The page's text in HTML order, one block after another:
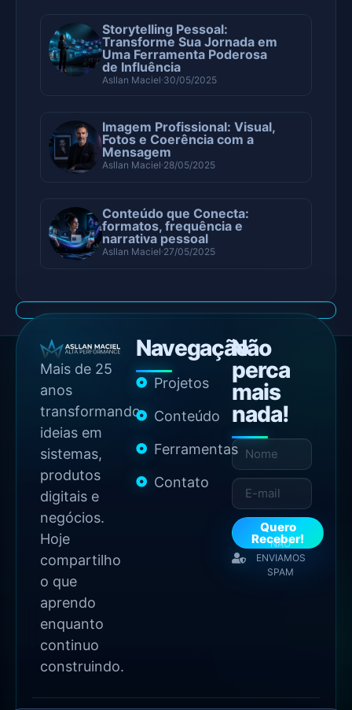
Storytelling Pessoal:
Transforme Sua Jornada em
Uma Ferramenta Poderosa
de Influência
Asllan Maciel 30/05/2025
Imagem Profissional: Visual,
Fotos e Coerência com a
Mensagem
Asllan Maciel 28/05/2025
Conteúdo que Conecta:
formatos, frequência e
narrativa pessoal
Asllan Maciel 27/05/2025
Mais de 25
anos
transformando
ideias em
sistemas,
produtos
digitais e
negócios.
Hoje
compartilho
o que
aprendo
enquanto
continuo
construindo.
Navegação
Projetos
Conteúdo
Ferramentas
Contato
Não
perca
mais
nada!
Quero
Receber!
NÃO
ENVIAMOS
SPAM